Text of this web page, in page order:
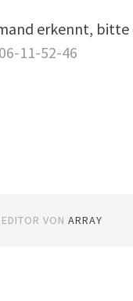
erkennt,
EDITOR VONARRAY